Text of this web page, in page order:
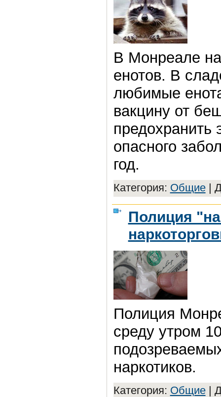
В Монреале
енотов. В
любимые
вакцину от
предохранить
опасного
год.
Категория: Общие|
Полиция
Полиция
среду утром
наркотиков.
Категория: Общие|